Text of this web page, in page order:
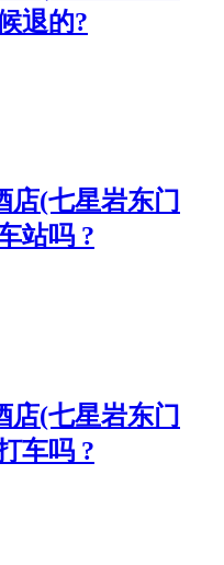
退的?
店(七星岩东门
站吗 ?
店(七星岩东门
车吗 ?